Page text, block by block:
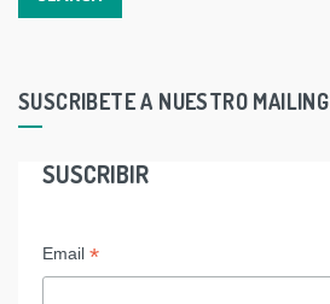
SUSCRIBETE A NUESTRO MAILING
SUSCRIBIR
Email *